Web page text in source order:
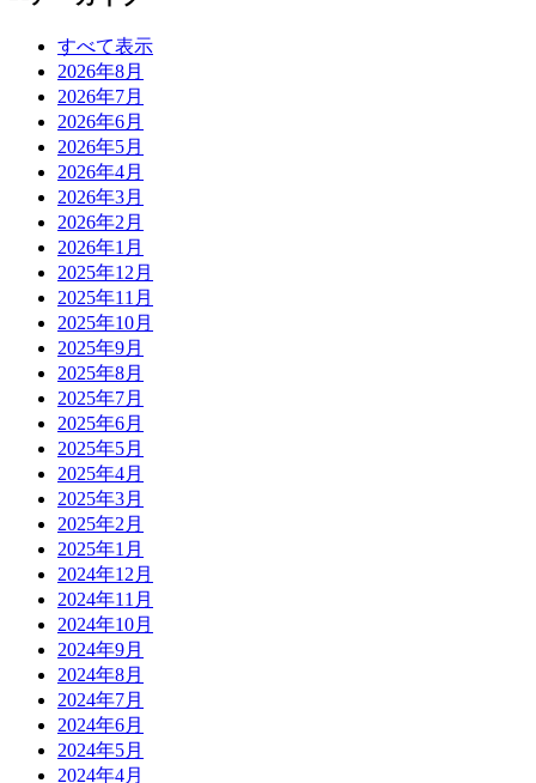
すべて表示
2026年8月
2026年7月
2026年6月
2026年5月
2026年4月
2026年3月
2026年2月
2026年1月
2025年12月
2025年11月
2025年10月
2025年9月
2025年8月
2025年7月
2025年6月
2025年5月
2025年4月
2025年3月
2025年2月
2025年1月
2024年12月
2024年11月
2024年10月
2024年9月
2024年8月
2024年7月
2024年6月
2024年5月
2024年4月